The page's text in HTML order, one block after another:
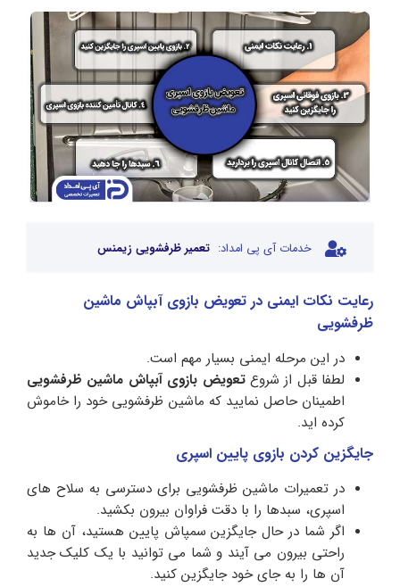
خدمات آی پی امداد: تعمیر ظرفشویی زیمنس
رعایت نکات ایمنی در تعویض بازوی آبپاش ماشین
ظرفشویی
در این مرحله ایمنی بسیار مهم است.
لطفا قبل از شروعتعویض بازوی آبپاش ماشین ظرفشویی
اطمینان حاصل نمایید که ماشین ظرفشویی خود را خاموش
کرده اید.
جایگزین کردن بازوی پایین اسپری
در تعمیرات ماشین ظرفشویی برای دسترسی به سلاح های
اسپری، سبدها را با دقت فراوان بیرون بکشید.
اگر شما در حال جایگزین سمپاش پایین هستید، آن ها به
راحتی بیرون می آیند و شما می توانید با یک کلیک جدید
آن ها را به جای خود جایگزین کنید.